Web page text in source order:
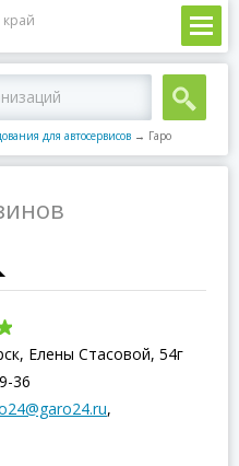
для автосервисов → Гаро
Елены Стасовой, 54г
36
,